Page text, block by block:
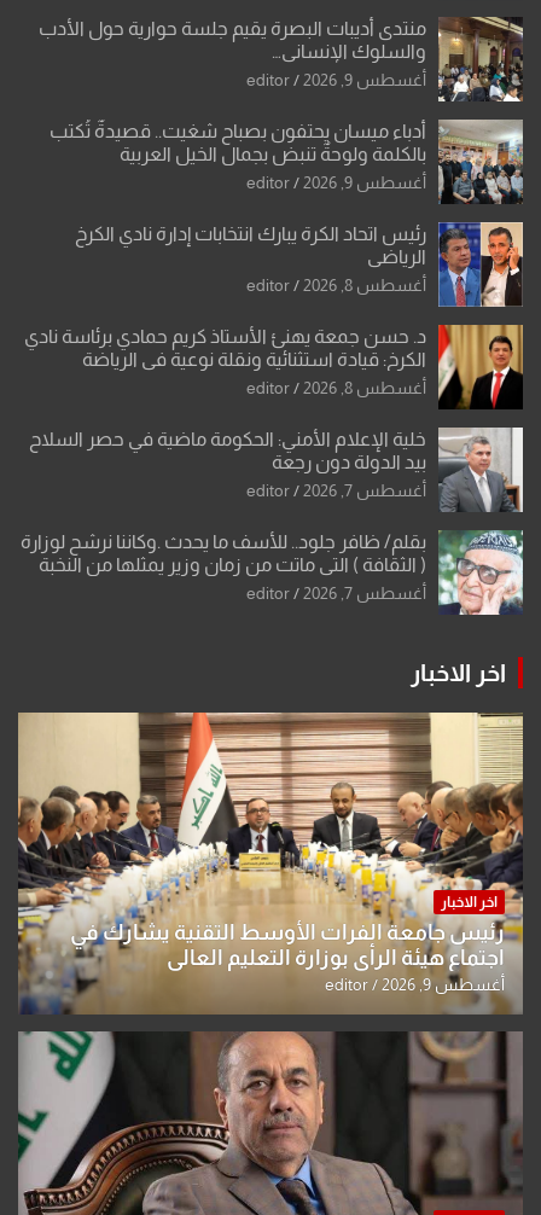
منتدى أديبات البصرة يقيم جلسة حوارية حول الأدب
والسلوك الإنساني…
أغسطس 9, 2026 editor
أدباء ميسان يحتفون بصباح شغيت.. قصيدةٌ تُكتب
بالكلمة ولوحةٌ تنبض بجمال الخيل العربية
أغسطس 9, 2026 editor
رئيس اتحاد الكرة يبارك انتخابات إدارة نادي الكرخ
الرياضي
أغسطس 8, 2026 editor
د. حسن جمعة يهنئ الأستاذ كريم حمادي برئاسة نادي
الكرخ: قيادة استثنائية ونقلة نوعية في الرياضة
العراقية
أغسطس 8, 2026 editor
خلية الإعلام الأمني: الحكومة ماضية في حصر السلاح
بيد الدولة دون رجعة
أغسطس 7, 2026 editor
بقلم/ ظافر جلود.. للأسف ما يحدث .وكاننا نرشح لوزارة
( الثقافة ) التي ماتت من زمان وزير يمثلها من النخبة
والإرث العظيم للثقافة العراقية..
أغسطس 7, 2026 editor
اخر الاخبار
اخر الاخبار
رئيس جامعة الفرات الأوسط التقنية يشارك في
اجتماع هيئة الرأي بوزارة التعليم العالي
أغسطس 9, 2026 editor